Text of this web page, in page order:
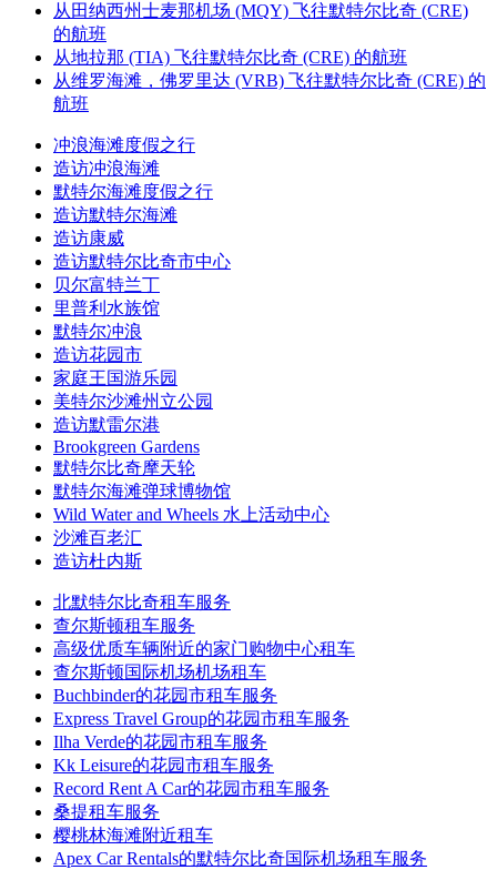
从田纳西州士麦那机场 (MQY) 飞往默特尔比奇 (CRE)
的航班
从地拉那 (TIA) 飞往默特尔比奇 (CRE) 的航班
从维罗海滩，佛罗里达 (VRB) 飞往默特尔比奇 (CRE) 的
航班
冲浪海滩度假之行
造访冲浪海滩
默特尔海滩度假之行
造访默特尔海滩
造访康威
造访默特尔比奇市中心
贝尔富特兰丁
里普利水族馆
默特尔冲浪
造访花园市
家庭王国游乐园
美特尔沙滩州立公园
造访默雷尔港
Brookgreen Gardens
默特尔比奇摩天轮
默特尔海滩弹球博物馆
Wild Water and Wheels 水上活动中心
沙滩百老汇
造访杜内斯
北默特尔比奇租车服务
查尔斯顿租车服务
高级优质车辆附近的家门购物中心租车
查尔斯顿国际机场机场租车
Buchbinder的花园市租车服务
Express Travel Group的花园市租车服务
Ilha Verde的花园市租车服务
Kk Leisure的花园市租车服务
Record Rent A Car的花园市租车服务
桑提租车服务
樱桃林海滩附近租车
Apex Car Rentals的默特尔比奇国际机场租车服务